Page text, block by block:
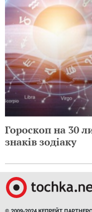
Гороскоп на 30
знаків зодіаку